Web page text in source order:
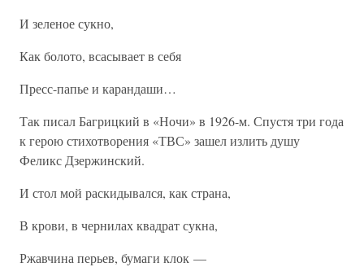
И зеленое сукно,
Как болото, всасывает в себя
Пресс-папье и карандаши…
Так писал Багрицкий в «Ночи» в 1926-м. Спустя три года
к герою стихотворения «ТВС» зашел излить душу
Феликс Дзержинский.
И стол мой раскидывался, как страна,
В крови, в чернилах квадрат сукна,
Ржавчина перьев, бумаги клок —